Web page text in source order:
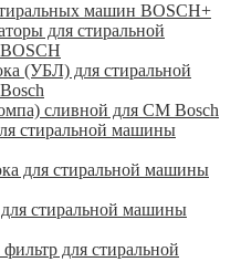
машин BOSCH+
для стиральной
(УБЛ) для стиральной
сливной для СМ Bosch
стиральной машины
для стиральной машины
стиральной машины
для стиральной